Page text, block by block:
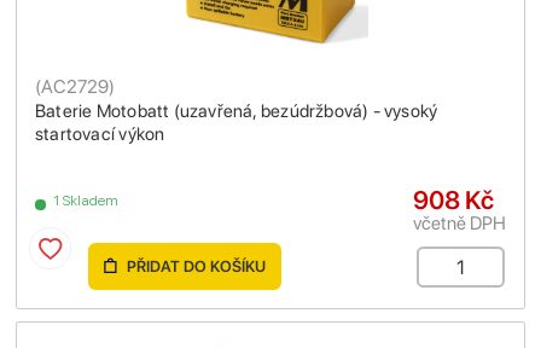
Baterie Motobatt (uzavřená, bezúdržbová) - vysoký
startovací výkon
(AC2729)
1 Skladem 908 Kč
včetně DPH
PŘIDAT DO KOŠÍKU